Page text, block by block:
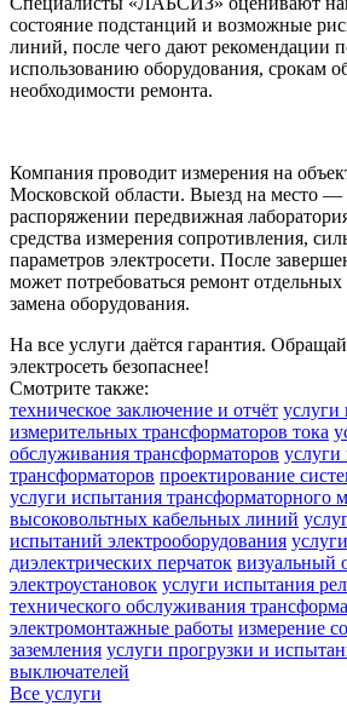
состояние подстанций и возможные
линий, после чего дают рекомендации
использованию оборудования, срокам
необходимости ремонта.
Компания проводит измерения на
Московской области. Выезд на место
распоряжении передвижная
средства измерения сопротивления,
параметров электросети. После
может потребоваться ремонт
замена оборудования.
На все услуги даётся гарантия.
электросеть безопаснее!
Смотрите также:
техническое заключение и отчёт услуги
измерительных трансформаторов тока
обслуживания трансформаторов
трансформаторов проектирование
услуги испытания трансформаторного
высоковольтных кабельных линий
испытаний электрооборудования
диэлектрических перчаток визуальный
электроустановок услуги испытания
технического обслуживания
электромонтажные работы измерение
заземления услуги прогрузки и
выключателей
Все услуги